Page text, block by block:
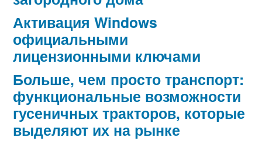
Активация Windows
официальными
лицензионными ключами
Больше, чем просто транспорт:
функциональные возможности
гусеничных тракторов, которые
выделяют их на рынке